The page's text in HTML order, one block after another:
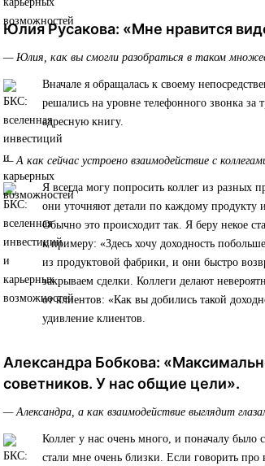
Юлия Русакова: «Мне нравится
— Юлия, как вы смогли разобраться в таком
Вначале я обращалась к своему
решались на уровне телефонного звонка
адресную книгу.
— А как сейчас устроено взаимодействие с
Я всегда могу попросить коллег из разных
они уточняют детали по каждому продукту
Обычно это происходит так. Я беру некое
к примеру: «Здесь хочу доходность
из продуктовой фабрики, и они быстро
закрываем сделки. Коллеги делают
от клиентов: «Как вы добились такой
удивление клиентов.
Александра Бобкова:
советников. У нас общие цели».
— Александра, а как взаимодействие выглядит
Коллег у нас очень много, и поначалу было
стали мне очень близки. Если говорить